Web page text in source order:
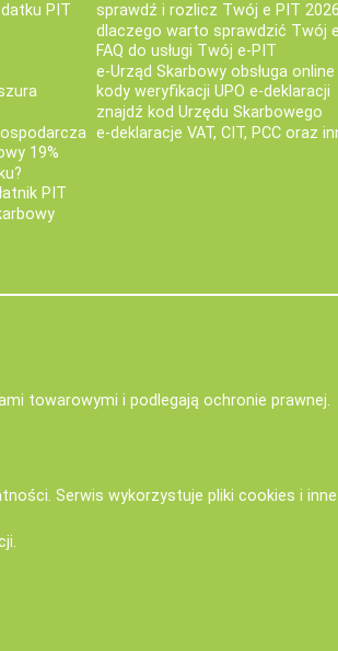
PIT
19%
PIT
sprawdź i rozlicz Twój e PIT 2026
dlaczego warto sprawdzić Twój
FAQ do usługi Twój e-PIT
e-Urząd Skarbowy obsługa online
kody weryfikacji UPO e-deklaracji
znajdź kod Urzędu Skarbowego
e-deklaracje VAT, CIT, PCC oraz
towarowymi i podlegają ochronie prawnej.
. Serwis wykorzystuje pliki cookies i